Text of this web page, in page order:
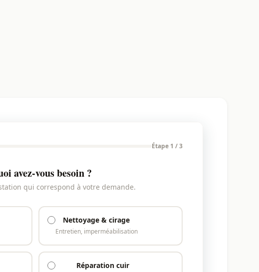
Étape 1 / 3
avez-vous besoin ?
qui correspond à votre demande.
Nettoyage & cirage
Entretien, imperméabilisation
Réparation cuir